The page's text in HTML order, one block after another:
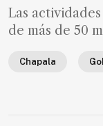
Las
de más de 50
Chapala